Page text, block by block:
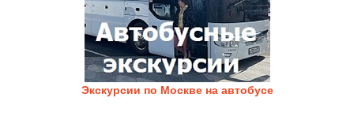
Экскурсии по Москве на автобусе